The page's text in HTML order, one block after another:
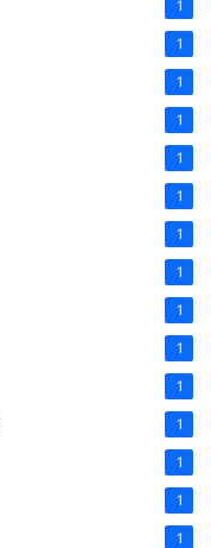
1
1
1
1
1
1
1
1
1
1
1
1
1
1
1